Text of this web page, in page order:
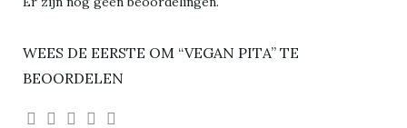
WEES DE EERSTE OM “VEGAN PITA” TE
BEOORDELEN